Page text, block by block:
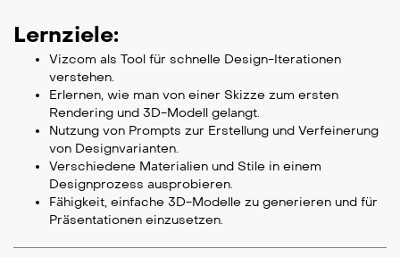
Lernziele:
Vizcom als Tool für schnelle Design-Iterationen
verstehen.
Erlernen, wie man von einer Skizze zum ersten
Rendering und 3D-Modell gelangt.
Nutzung von Prompts zur Erstellung und Verfeinerung
von Designvarianten.
Verschiedene Materialien und Stile in einem
Designprozess ausprobieren.
Fähigkeit, einfache 3D-Modelle zu generieren und für
Präsentationen einzusetzen.